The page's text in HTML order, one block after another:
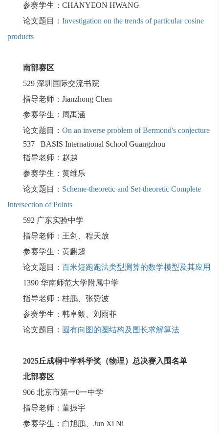
参赛学生： CHANYEON HWANG
论文题目： Investigation on the trends of particular cosine
products
南部赛区
529 深圳国际交流书院
指导老师： Jianzhong Chen
参赛学生：周禹涵
论文题目： On an inverse problem of Bermond's conjecture
537
BASIS International School Guangzhou
指导老师：赵越
参赛学生：黄维乐
论文题目： Scheme-theoretic and Set-theoretic Complete
Intersection of Points
592 广东实验中学
指导老师：王剑、程天放
参赛学生：黄麒超
论文题目： 百米短跑跑法类型测算的数学模型及其应用
1390 华南师范大学附属中学
指导老师：桂鹏、张赞波
参赛学生：韩卓毅、刘雨菲
论文题目： 圆有向图的圈结构及围长求解算法
2025丘成桐中学科学奖（物理）总决赛入围名单
北部赛区
906 北京市第一0一中学
指导老师：董振宇
参赛学生：白旭鹏、 Jun Xi Ni